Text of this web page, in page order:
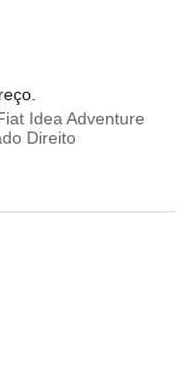
Idea Adventure
Direito